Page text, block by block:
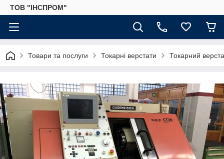
ТОВ "ІНСПРОМ"
Товари та послуги Токарні верстати Токарний